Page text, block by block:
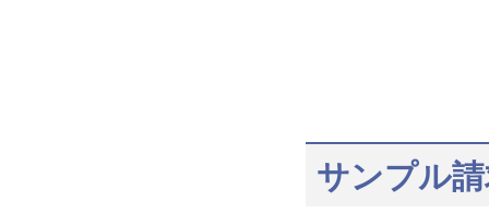
サンプル